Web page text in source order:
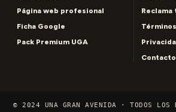
Página web profesional
Ficha Google
Pack Premium UGA
Contacto
© 2024 UNA GRAN AVENIDA · TODOS LOS